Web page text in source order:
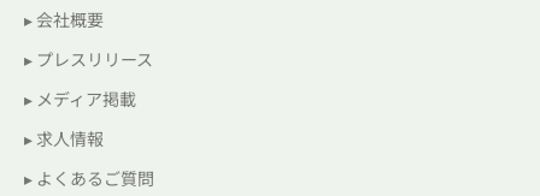
▸ 会社概要
▸ プレスリリース
▸ メディア掲載
▸ 求人情報
▸ よくあるご質問